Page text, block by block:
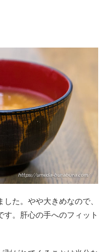
た。やや大きめなので、
。肝心の手へのフィット